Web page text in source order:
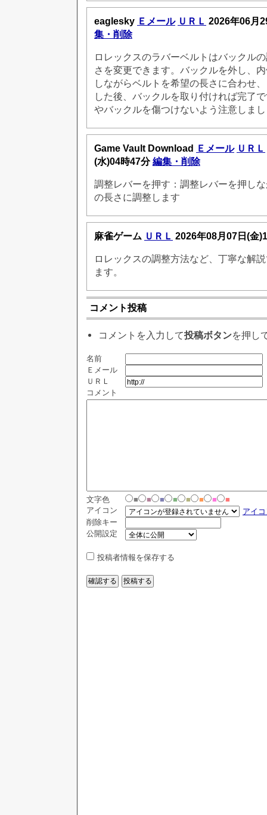
eaglesky Ｅメール ＵＲＬ 2026年06月
集・削除
ロレックスのラバーベルトはバックル
さを変更できます。バックルを外し、
しながらベルトを希望の長さに合わせ
した後、バックルを取り付ければ完了
やバックルを傷つけないよう注意しま
Game Vault Download Ｅメール ＵＲＬ
(水)04時47分編集・削除
調整レバーを押す：調整レバーを押し
の長さに調整します
麻雀ゲーム ＵＲＬ 2026年08月07日(金
ロレックスの調整方法など、丁寧な解
ます。
コメント投稿
コメントを入力して投稿ボタンを押し
名前
Ｅメール
ＵＲＬ
コメント
文字色 ■ ■ ■ ■ ■ ■ ■
■
アイコン
アイ
削除キー
公開設定
投稿者情報を保存する